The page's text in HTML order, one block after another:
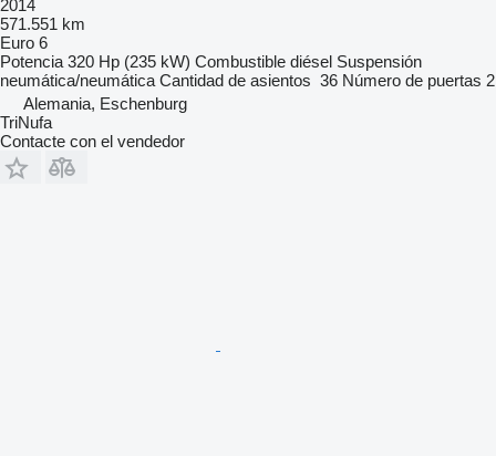
2014
571.551 km
Euro 6
Potencia 320 Hp (235 kW) Combustible diésel Suspensión
neumática/neumática Cantidad de asientos 36 Número de puertas 2
Alemania, Eschenburg
TriNufa
Contacte con el vendedor